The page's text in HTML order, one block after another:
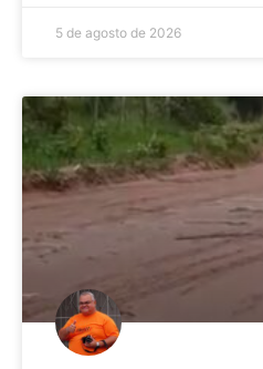
5 de agosto de 2026